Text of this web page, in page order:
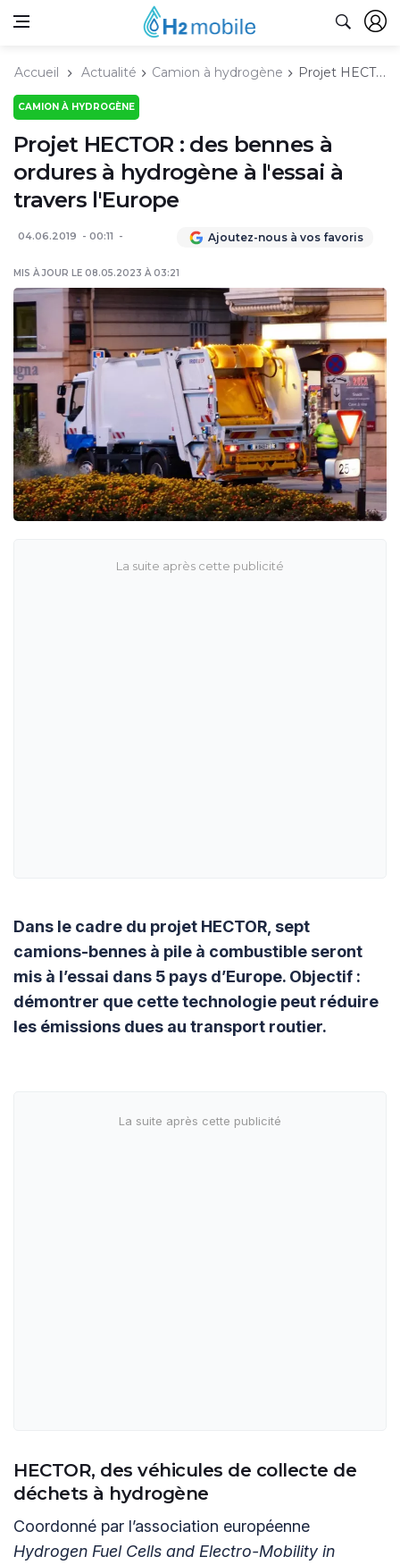
Accueil Actualité Camion à hydrogène Projet HECTOR : des bennes à ordures à hydrogène à l'essai à travers l'Europe
CAMION À HYDROGÈNE
Projet HECTOR : des bennes à
ordures à hydrogène à l'essai à
travers l'Europe
04.06.2019 00:11 Ajoutez-nous à vos favoris
MIS À JOUR LE 08.05.2023 À 03:21
Dans le cadre du projet HECTOR, sept
camions-bennes à pile à combustible seront
mis à l’essai dans 5 pays d’Europe. Objectif :
démontrer que cette technologie peut réduire
les émissions dues au transport routier.
HECTOR, des véhicules de collecte de
déchets à hydrogène
Coordonné par l’association européenne
Hydrogen Fuel Cells and Electro-Mobility in